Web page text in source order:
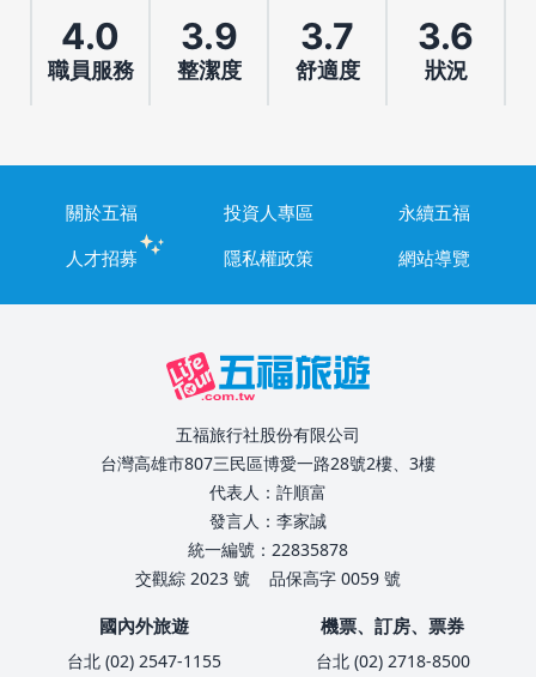
4.0
職員服務
3.9
整潔度
3.7
舒適度
3.6
狀況
關於五福 投資人專區
永續五福
人才招募
隱私權政策 網站導覽
五福旅行社股份有限公司
台灣高雄市807三民區博愛一路28號2樓、3樓
代表人：許順富
發言人：李家誠
統一編號：22835878
交觀綜 2023 號
品保高字 0059 號
國內外旅遊
台北 (02) 2547-1155
機票、訂房、票券
台北 (02) 2718-8500